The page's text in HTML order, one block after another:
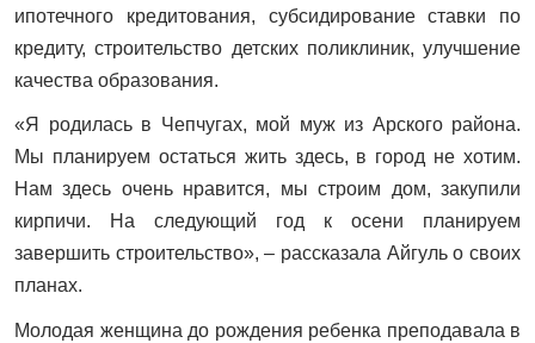
ипотечного кредитования, субсидирование ставки по
кредиту, строительство детских поликлиник, улучшение
качества образования.
«Я родилась в Чепчугах, мой муж из Арского района.
Мы планируем остаться жить здесь, в город не хотим.
Нам здесь очень нравится, мы строим дом, закупили
кирпичи. На следующий год к осени планируем
завершить строительство», – рассказала Айгуль о своих
планах.
Молодая женщина до рождения ребенка преподавала в